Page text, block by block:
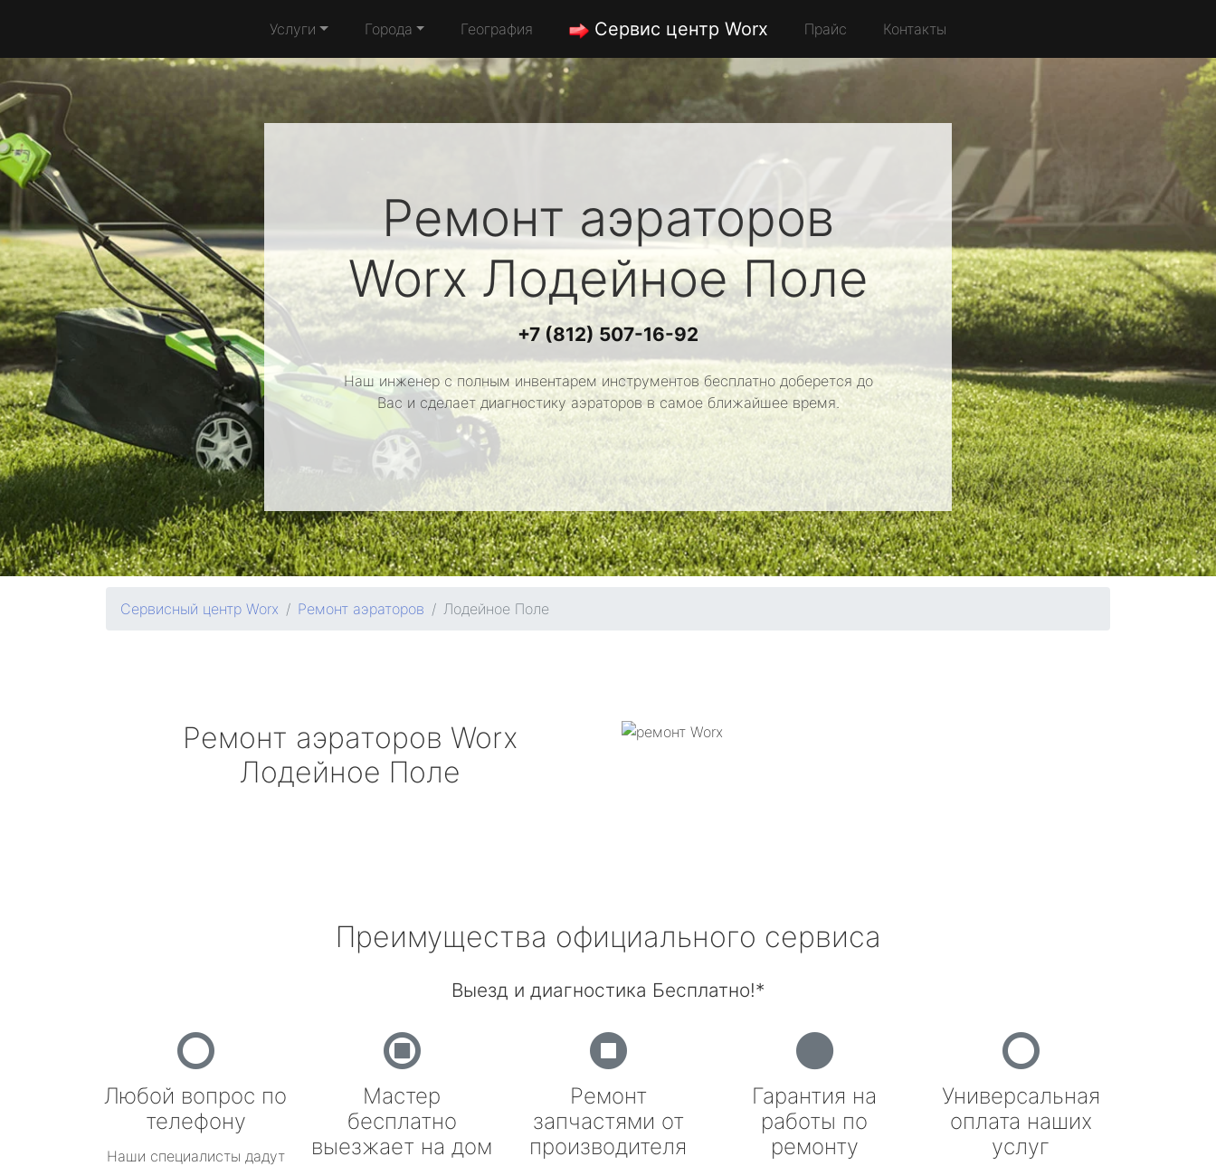
Услуги Города География Сервис центр Worx Прайс Контакты
Ремонт аэраторов
WorxЛодейное Поле
+7 (812) 507-16-92
Наш инженер с полным инвентарем инструментов бесплатно доберется до
Вас и сделает диагностику аэраторов в самое ближайшее время.
Сервисный центр Worx Ремонт аэраторов Лодейное Поле
Ремонт аэраторов Worx
Лодейное Поле
Преимущества официального сервиса
Выезд и диагностика Бесплатно!*
Любой вопрос по
телефону
Наши специалисты дадут
Мастер
бесплатно
выезжает на дом
Ремонт
запчастями от
производителя
Гарантия на
работы по
ремонту
Универсальная
оплата наших
услуг